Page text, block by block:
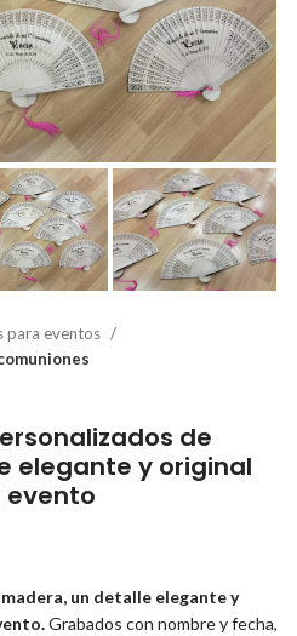
para eventos
de
elegante y original
evento
un detalle elegante y
Grabados con nombre y fecha,